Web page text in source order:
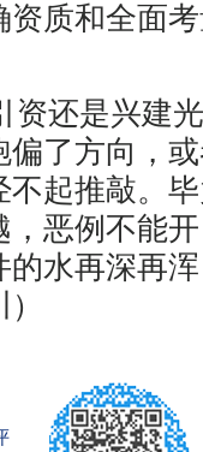
质和全面
资还是兴建
了方向，
起推敲。
恶例不能
水再深再